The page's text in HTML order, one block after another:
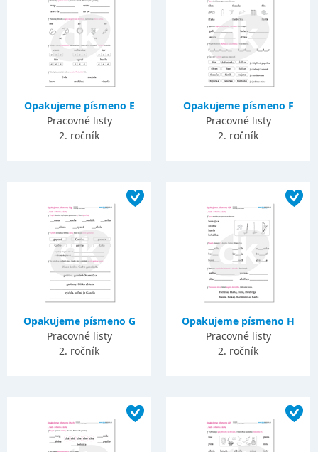
Opakujeme písmeno E
Pracovné listy
2. ročník
Opakujeme písmeno F
Pracovné listy
2. ročník
Opakujeme písmeno G
Pracovné listy
2. ročník
Opakujeme písmeno H
Pracovné listy
2. ročník